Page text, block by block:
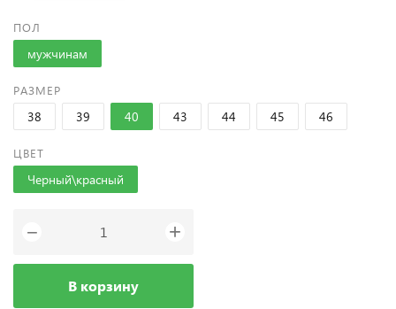
ПОЛ
мужчинам
РАЗМЕР
38 39 40 43 44 45 46
ЦВЕТ
Черный\красный
− +
В корзину